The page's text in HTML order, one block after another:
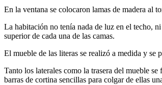
En la ventana se colocaron lamas de madera al
La habitación no tenía nada de luz en el techo,
superior de cada una de las camas.
El mueble de las literas se realizó a medida y se
Tanto los laterales como la trasera del mueble
barras de cortina sencillas para colgar de ellas